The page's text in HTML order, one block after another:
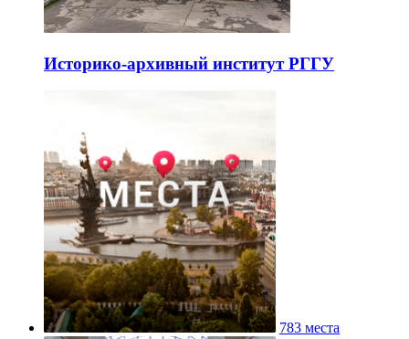
Историко-архивный институт РГГУ
783 места